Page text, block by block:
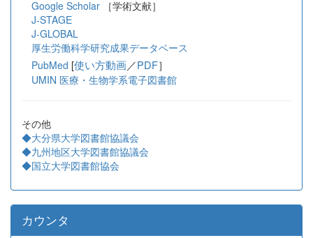
Google Scholar
［学術文献］
J-STAGE
J-GLOBAL
厚生労働科学研究成果データベース
PubMed [使い方動画／PDF］
UMIN 医療・生物学系電子図書館
その他
◆大分県大学図書館協議会
◆九州地区大学図書館協議会
◆国立大学図書館協会
カウンタ